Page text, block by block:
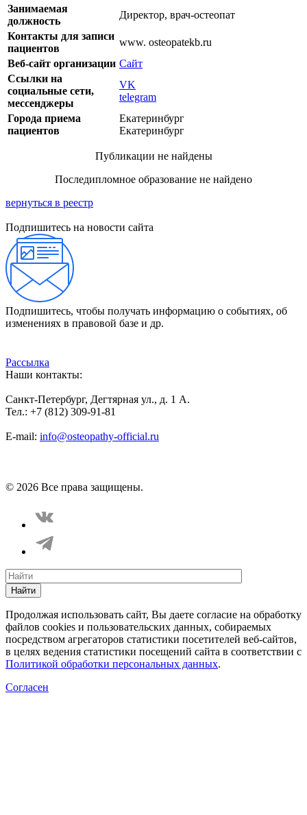
Занимаемая
должность
Директор, врач-остеопат
Контакты для записи
пациентов
www. osteopatekb.ru
Веб-сайт организации Сайт
Ссылки на
социальные сети,
мессенджеры
VK
telegram
Города приема
пациентов
Екатеринбург
Екатеринбург
Публикации не найдены
Последипломное образование не найдено
вернуться в реестр
Подпишитесь на новости сайта
Подпишитесь, чтобы получать информацию о событиях, об
изменениях в правовой базе и др.
Рассылка
Наши контакты:
Санкт-Петербург, Дегтярная ул., д. 1 А.
Тел.: +7 (812) 309-91-81
E-mail: info@osteopathy-official.ru
© 2026 Все права защищены.
Найти
Продолжая использовать сайт, Вы даете согласие на обработку
файлов cookies и пользовательских данных, собираемых
посредством агрегаторов статистики посетителей веб-сайтов,
в целях ведения статистики посещений сайта в соответствии с
Политикой обработки персональных данных.
Согласен